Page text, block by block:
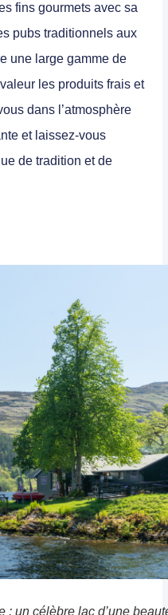
fins gourmets avec sa
pubs traditionnels aux
une large gamme de
les produits frais et
dans l’atmosphère
et laissez-vous
de tradition et de
: un célèbre lac d’une